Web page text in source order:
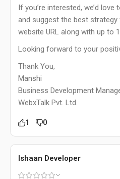
If you’re interested, we’d
and suggest the best
website URL along with up to
Looking forward to your
Thank You,
Manshi
Business Development
WebxTalk Pvt. Ltd.
1 0
Ishaan Developer